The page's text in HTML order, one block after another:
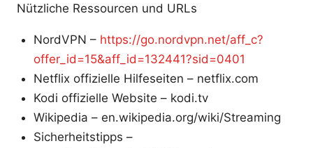
Nützliche Ressourcen und URLs
NordVPN – https://go.nordvpn.net/aff_c?
offer_id=15&aff_id=132441?sid=0401
Netflix offizielle Hilfeseiten – netflix.com
Kodi offizielle Website – kodi.tv
Wikipedia – en.wikipedia.org/wiki/Streaming
Sicherheitstipps –